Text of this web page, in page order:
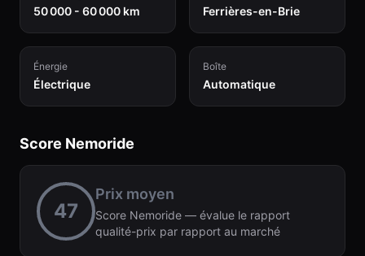
50 000 - 60 000 km Ferrières-en-Brie
Énergie
Électrique
Boîte
Automatique
Score Nemoride
47
Prix moyen
Score Nemoride — évalue le rapport
qualité-prix par rapport au marché